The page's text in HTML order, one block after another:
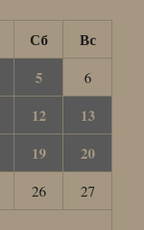
Сб
Вс
5 6
12
13
19
20
26
27